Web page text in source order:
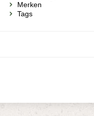
Merken
Tags